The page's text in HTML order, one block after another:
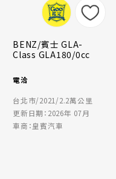
BENZ/賓士 GLA-
Class GLA180/0cc
電洽
台北市/2021/2.2萬公里
更新日期：2026年 07月
車商：皇賓汽車